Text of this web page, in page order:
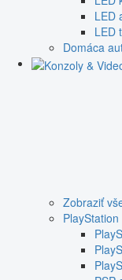
LED
LED
Domáca
Zobraziť
PlayStation